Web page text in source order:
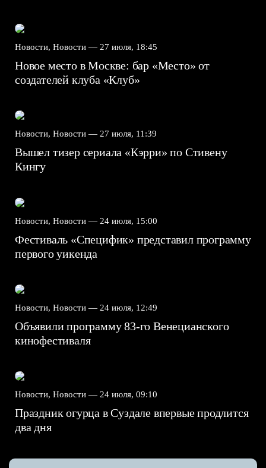
Новости, Новости — 27 июля, 18:45
Новое место в Москве: бар «Место» от
создателей клуба «Клуб»
Новости, Новости — 27 июля, 11:39
Вышел тизер сериала «Кэрри» по Стивену
Кингу
Новости, Новости — 24 июля, 15:00
Фестиваль «Специфик» представил программу
первого уикенда
Новости, Новости — 24 июля, 12:49
Объявили программу 83-го Венецианского
кинофестиваля
Новости, Новости — 24 июля, 09:10
Праздник огурца в Суздале впервые продлится
два дня